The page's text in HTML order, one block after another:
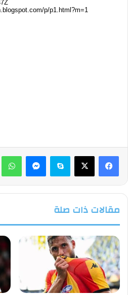
فيسبوك سكايب
مقالات ذات صلة